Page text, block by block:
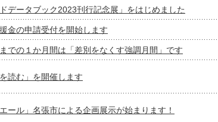
データブック2023刊行記念展」をはじめました
金の申請受付を開始します
での１か月間は「差別をなくす強調月間」です
読む」を開催します
ール」名張市による企画展示が始まります！